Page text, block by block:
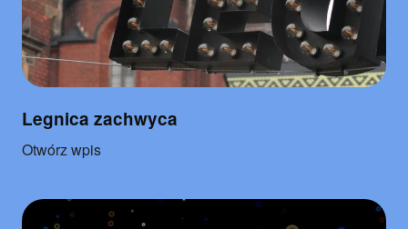
Legnica zachwyca
Otwórz wpiso